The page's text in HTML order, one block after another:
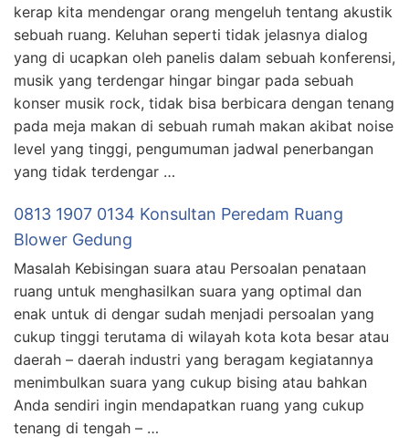
kerap kita mendengar orang mengeluh tentang akustik
sebuah ruang. Keluhan seperti tidak jelasnya dialog
yang di ucapkan oleh panelis dalam sebuah konferensi,
musik yang terdengar hingar bingar pada sebuah
konser musik rock, tidak bisa berbicara dengan tenang
pada meja makan di sebuah rumah makan akibat noise
level yang tinggi, pengumuman jadwal penerbangan
yang tidak terdengar …
0813 1907 0134 Konsultan Peredam Ruang
Blower Gedung
Masalah Kebisingan suara atau Persoalan penataan
ruang untuk menghasilkan suara yang optimal dan
enak untuk di dengar sudah menjadi persoalan yang
cukup tinggi terutama di wilayah kota kota besar atau
daerah – daerah industri yang beragam kegiatannya
menimbulkan suara yang cukup bising atau bahkan
Anda sendiri ingin mendapatkan ruang yang cukup
tenang di tengah – …